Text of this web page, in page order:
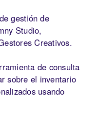
gestión de
Studio,
Creativos.
de consulta
sobre el inventario
usando